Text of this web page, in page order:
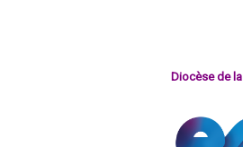
Diocèse de